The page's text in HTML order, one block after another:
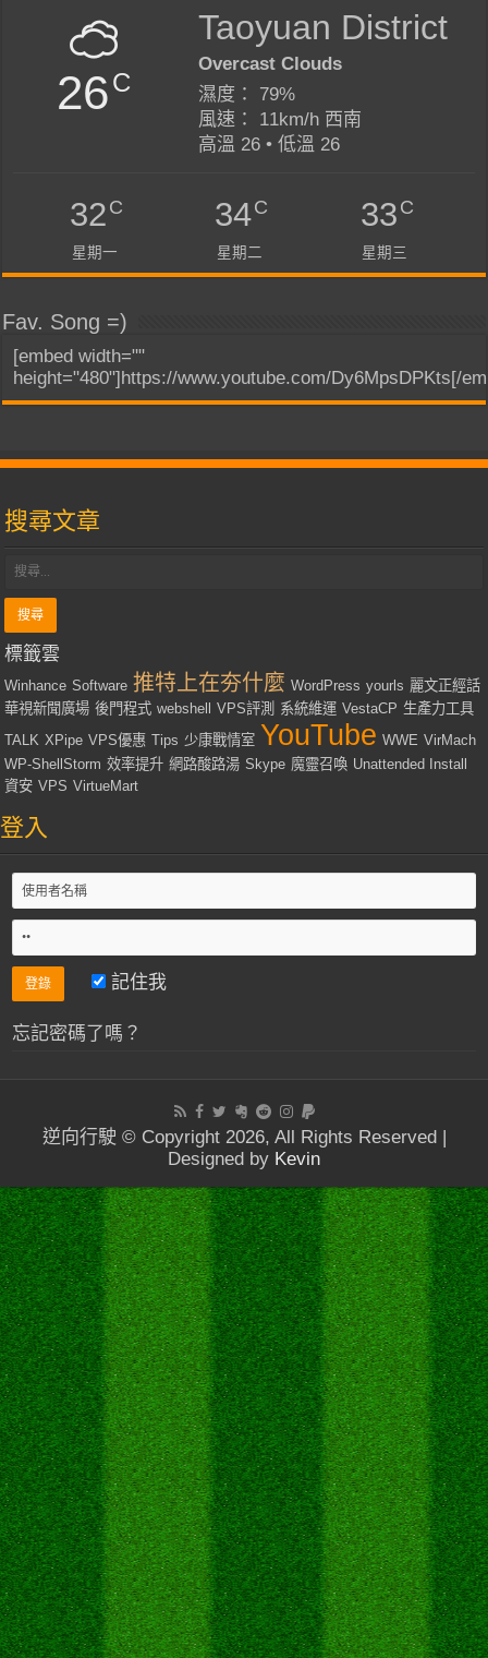
26C
Taoyuan District
Overcast Clouds
濕度： 79%
風速： 11km/h 西南
高溫 26 • 低溫 26
32C
星期一
34C
星期二
33C
星期三
Fav. Song =)
[embed width=""
height="480"]https://www.youtube.com/Dy6MpsDPKts[/
搜尋文章
標籤雲
Winhance Software 推特上在夯什麼 WordPress yourls 麗文正經話
華視新聞廣場 後門程式 webshell VPS評測 系統維運 VestaCP 生產力工具
TALK XPipe VPS優惠 Tips 少康戰情室 YouTube WWE VirMach
WP-ShellStorm 效率提升 網路酸路湯 Skype 魔靈召喚 Unattended Install
資安 VPS VirtueMart
登入
記住我
忘記密碼了嗎？
逆向行駛 © Copyright 2026, All Rights Reserved |
Designed by Kevin